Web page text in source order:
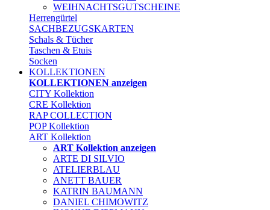
WEIHNACHTSGUTSCHEINE
Herrengürtel
SACHBEZUGSKARTEN
Schals & Tücher
Taschen & Etuis
Socken
KOLLEKTIONEN
KOLLEKTIONEN anzeigen
CITY Kollektion
CRE Kollektion
RAP COLLECTION
POP Kollektion
ART Kollektion
ART Kollektion anzeigen
ARTE DI SILVIO
ATELIERBLAU
ANETT BAUER
KATRIN BAUMANN
DANIEL CHIMOWITZ